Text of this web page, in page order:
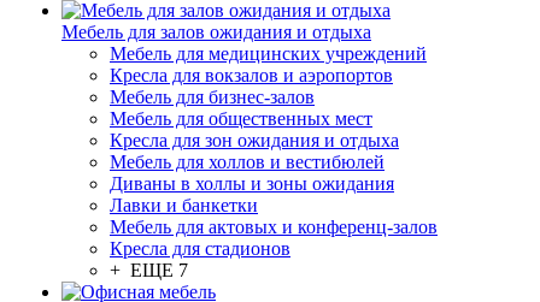
Мебель для залов ожидания и отдыха
Мебель для медицинских учреждений
Кресла для вокзалов и аэропортов
Мебель для бизнес-залов
Мебель для общественных мест
Кресла для зон ожидания и отдыха
Мебель для холлов и вестибюлей
Диваны в холлы и зоны ожидания
Лавки и банкетки
Мебель для актовых и конференц-залов
Кресла для стадионов
+ ЕЩЕ 7